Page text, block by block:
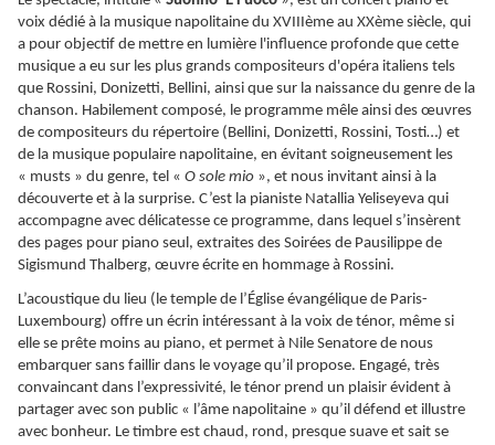
voix dédié à la musique napolitaine du XVIIIème au XXème siècle, qui
a pour objectif de mettre en lumière l'influence profonde que cette
musique a eu sur les plus grands compositeurs d'opéra italiens tels
que Rossini, Donizetti, Bellini, ainsi que sur la naissance du genre de la
chanson. Habilement composé, le programme mêle ainsi des œuvres
de compositeurs du répertoire (Bellini, Donizetti, Rossini, Tosti…) et
de la musique populaire napolitaine, en évitant soigneusement les
« musts » du genre, tel « O sole mio », et nous invitant ainsi à la
découverte et à la surprise. C’est la pianiste Natallia Yeliseyeva qui
accompagne avec délicatesse ce programme, dans lequel s’insèrent
des pages pour piano seul, extraites des Soirées de Pausilippe de
Sigismund Thalberg, œuvre écrite en hommage à Rossini.
L’acoustique du lieu (le temple de l’Église évangélique de Paris-
Luxembourg) offre un écrin intéressant à la voix de ténor, même si
elle se prête moins au piano, et permet à Nile Senatore de nous
embarquer sans faillir dans le voyage qu’il propose. Engagé, très
convaincant dans l’expressivité, le ténor prend un plaisir évident à
partager avec son public « l’âme napolitaine » qu’il défend et illustre
avec bonheur. Le timbre est chaud, rond, presque suave et sait se